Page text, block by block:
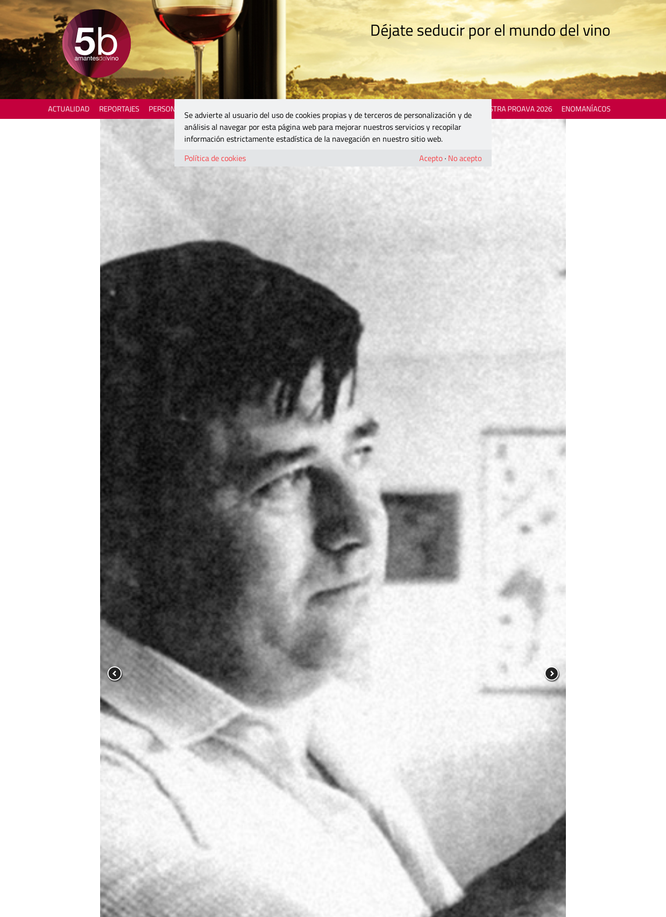
Déjate seducir por el mundo del vino
ACTUALIDAD REPORTAJES PERSONAJES MOSTRA PROAVA 2026 ENOMANÍACOS
Se advierte al usuario del uso de cookies propias y de terceros de personalización y de
análisis al navegar por esta página web para mejorar nuestros servicios y recopilar
información estrictamente estadística de la navegación en nuestro sitio web.
Política de cookies
Acepto · No acepto